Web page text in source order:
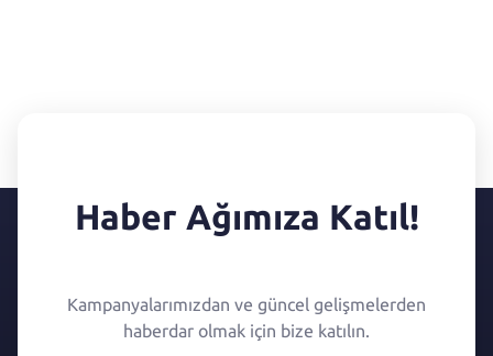
Haber Ağımıza Katıl!
Kampanyalarımızdan ve güncel gelişmelerden
haberdar olmak için bize katılın.